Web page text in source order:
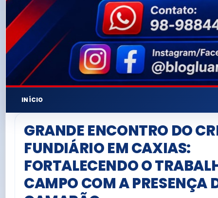
INÍCIO
GRANDE ENCONTRO DO
FUNDIÁRIO EM CAXIAS:
FORTALECENDO O
CAMPO COM A PRESENÇA